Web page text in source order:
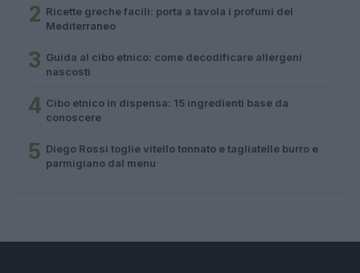
2 Ricette greche facili: porta a tavola i profumi del
Mediterraneo
3 Guida al cibo etnico: come decodificare allergeni
nascosti
4 Cibo etnico in dispensa: 15 ingredienti base da
conoscere
5 Diego Rossi toglie vitello tonnato e tagliatelle burro e
parmigiano dal menu